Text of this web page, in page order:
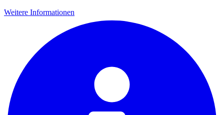
Weitere Informationen